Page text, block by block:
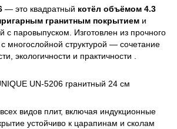
— это квадратный котёл объёмом 4.3
гранитным покрытием и
с паровыпуском. Изготовлен из прочного
многослойной структурой — сочетание
экологичности и практичности .
видов плит, включая индукционные
устойчиво к царапинам и сколам